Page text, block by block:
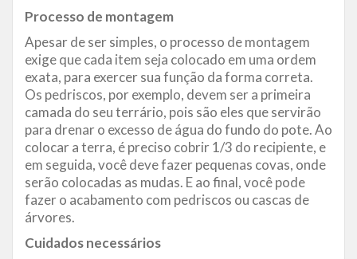
Processo de montagem
Apesar de ser simples, o processo de montagem
exige que cada item seja colocado em uma ordem
exata, para exercer sua função da forma correta.
Os pedriscos, por exemplo, devem ser a primeira
camada do seu terrário, pois são eles que servirão
para drenar o excesso de água do fundo do pote. Ao
colocar a terra, é preciso cobrir 1/3 do recipiente, e
em seguida, você deve fazer pequenas covas, onde
serão colocadas as mudas. E ao final, você pode
fazer o acabamento com pedriscos ou cascas de
árvores.
Cuidados necessários